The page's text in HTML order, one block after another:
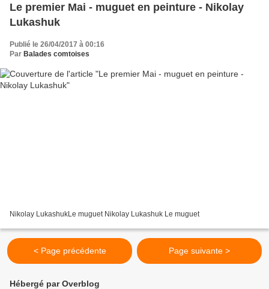
Le premier Mai - muguet en peinture - Nikolay
Lukashuk
Publié le 26/04/2017 à 00:16
Par Balades comtoises
Nikolay LukashukLe muguet Nikolay Lukashuk Le muguet
< Page précédente Page suivante >
Hébergé par Overblog